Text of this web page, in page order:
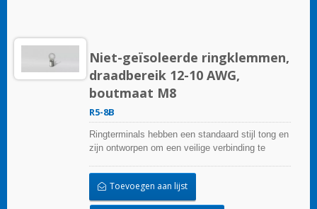
Niet-geïsoleerde ringklemmen,
draadbereik 12-10 AWG,
boutmaat M8
R5-8B
Ringterminals hebben een standaard stijl tong en
zijn ontworpen om een veilige verbinding te
Toevoegen aan lijst